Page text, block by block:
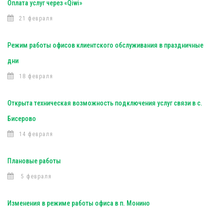
Оплата услуг через «Qiwi»
21 февраля
Режим работы офисов клиентского обслуживания в праздничные
дни
18 февраля
Открыта техническая возможность подключения услуг связи в с.
Бисерово
14 февраля
Плановые работы
5 февраля
Изменения в режиме работы офиса в п. Монино